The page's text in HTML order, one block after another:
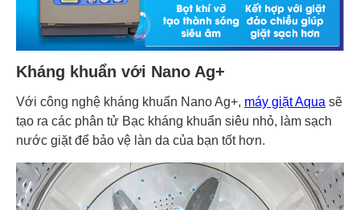
Kháng khuẩn với Nano Ag+
Với công nghệ kháng khuẩn Nano Ag+, máy giặt Aqua sẽ
tạo ra các phân tử Bạc kháng khuẩn siêu nhỏ, làm sạch
nước giặt để bảo vệ làn da của bạn tốt hơn.